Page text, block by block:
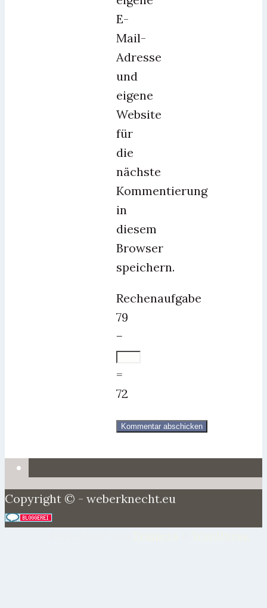
E-
Mail-
Adresse
und
eigene
Website
für
die
nächste
Kommentierung
in
diesem
Browser
speichern.
Rechenaufgabe
79
−
=
72
Copyright © - weberknecht.eu